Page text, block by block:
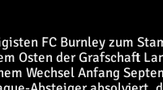
FC Burnley zum
Osten der Grafschaft
Wechsel Anfang